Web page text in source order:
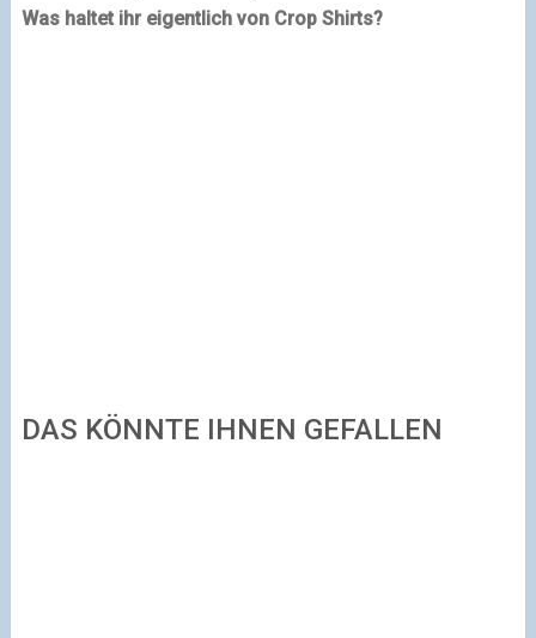
Was haltet ihr eigentlich von Crop Shirts?
DAS KÖNNTE IHNEN GEFALLEN